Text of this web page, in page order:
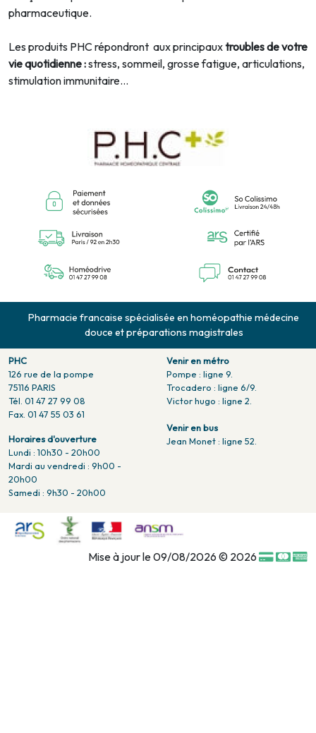
pharmaceutique.
Les produits PHC répondront aux principauxtroubles de votre
vie quotidienne :stress, sommeil, grosse fatigue, articulations,
stimulation immunitaire…
Pharmacie francaise spécialisée en homéopathie médecine
douce et préparations magistrales
PHC
126 rue de la pompe
75116 PARIS
Tél. 01 47 27 99 08
Fax. 01 47 55 03 61
Horaires d'ouverture
Lundi : 10h30 - 20h00
Mardi au vendredi : 9h00 -
20h00
Samedi : 9h30 - 20h00
Venir en métro
Pompe : ligne 9.
Trocadero : ligne 6/9.
Victor hugo : ligne 2.
Venir en bus
Jean Monet : ligne 52.
Mise à jour le 09/08/2026 © 2026